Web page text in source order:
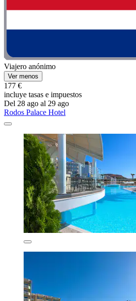
Viajero anónimo
Ver menos
177 €
incluye tasas e impuestos
Del 28 ago al 29 ago
Rodos Palace Hotel